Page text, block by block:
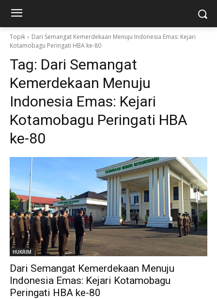
Topik
Dari Semangat Kemerdekaan Menuju Indonesia Emas: Kejari
Kotamobagu Peringati HBA ke-80
Tag: Dari Semangat
Kemerdekaan Menuju
Indonesia Emas: Kejari
Kotamobagu Peringati HBA
ke-80
HUKRIM
Dari Semangat Kemerdekaan Menuju
Indonesia Emas: Kejari Kotamobagu
Peringati HBA ke-80